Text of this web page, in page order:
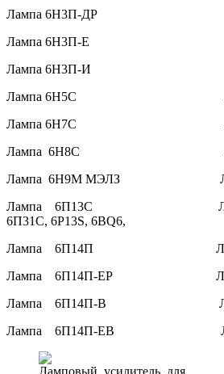
Лампа 6Н3П-ДР
Лампа 6Н3П-Е
Лампа 6Н3П-И
Лампа 6Н5С Лампа
Лампа 6Н7С Лампа
Лампа 6Н8С
Лампа 6Н9М МЭЛЗ
Лампа 6П13С Лампа
6П31С, 6P13S, 6BQ6,
Лампа 6П14П Лампа
Лампа 6П14П-ЕР
Лампа 6П14П-В
Лампа 6П14П-ЕВ